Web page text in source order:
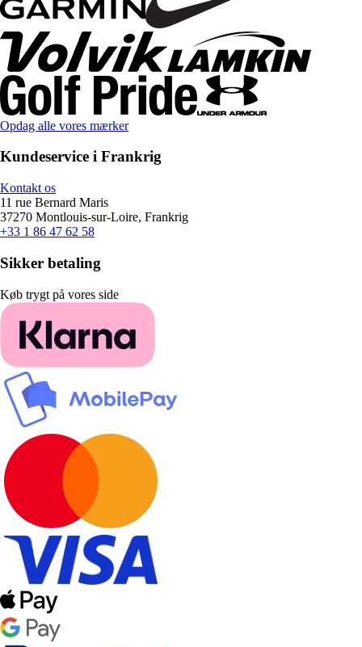
Opdag alle vores mærker
Kundeservice i Frankrig
Kontakt os
11 rue Bernard Maris
37270 Montlouis-sur-Loire, Frankrig
+33 1 86 47 62 58
Sikker betaling
Køb trygt på vores side